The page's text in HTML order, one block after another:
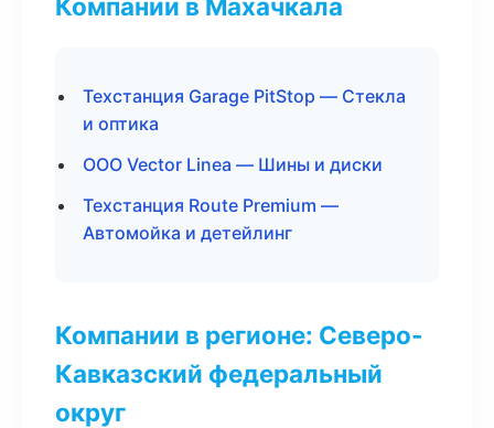
Компании в Махачкала
Техстанция Garage PitStop — Стекла
и оптика
ООО Vector Linea — Шины и диски
Техстанция Route Premium —
Автомойка и детейлинг
Компании в регионе: Северо-
Кавказский федеральный
округ